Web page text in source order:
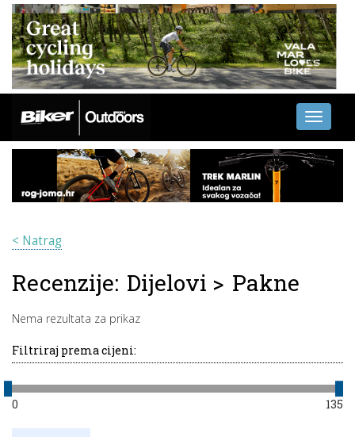
Toggle
< Natrag
Recenzije: Dijelovi > Pakne
Nema rezultata za prikaz
Filtriraj prema cijeni:
0 135